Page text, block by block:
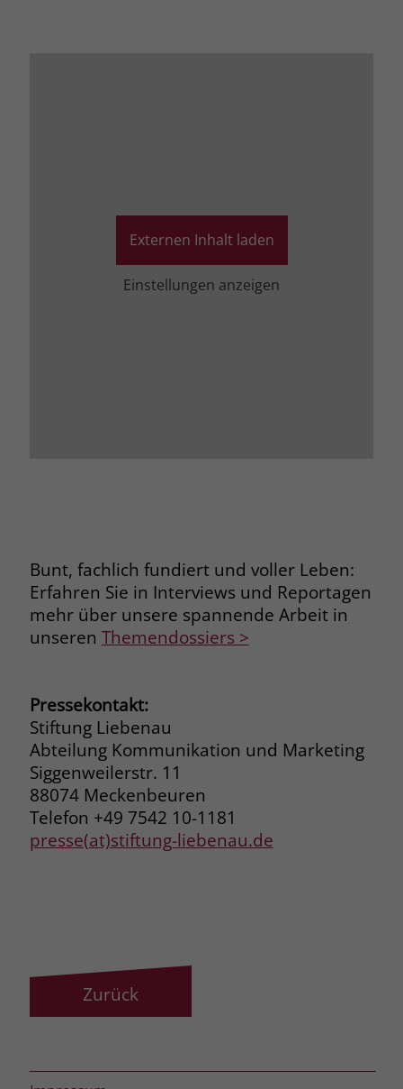
Externen Inhalt laden
Einstellungen anzeigen
Bunt, fachlich fundiert und voller Leben:
Erfahren Sie in Interviews und Reportagen
mehr über unsere spannende Arbeit in
unseren Themendossiers >
Pressekontakt:
Stiftung Liebenau
Abteilung Kommunikation und Marketing
Siggenweilerstr. 11
88074 Meckenbeuren
Telefon +49 7542 10-1181
presse(at)stiftung-liebenau.de
Zurück